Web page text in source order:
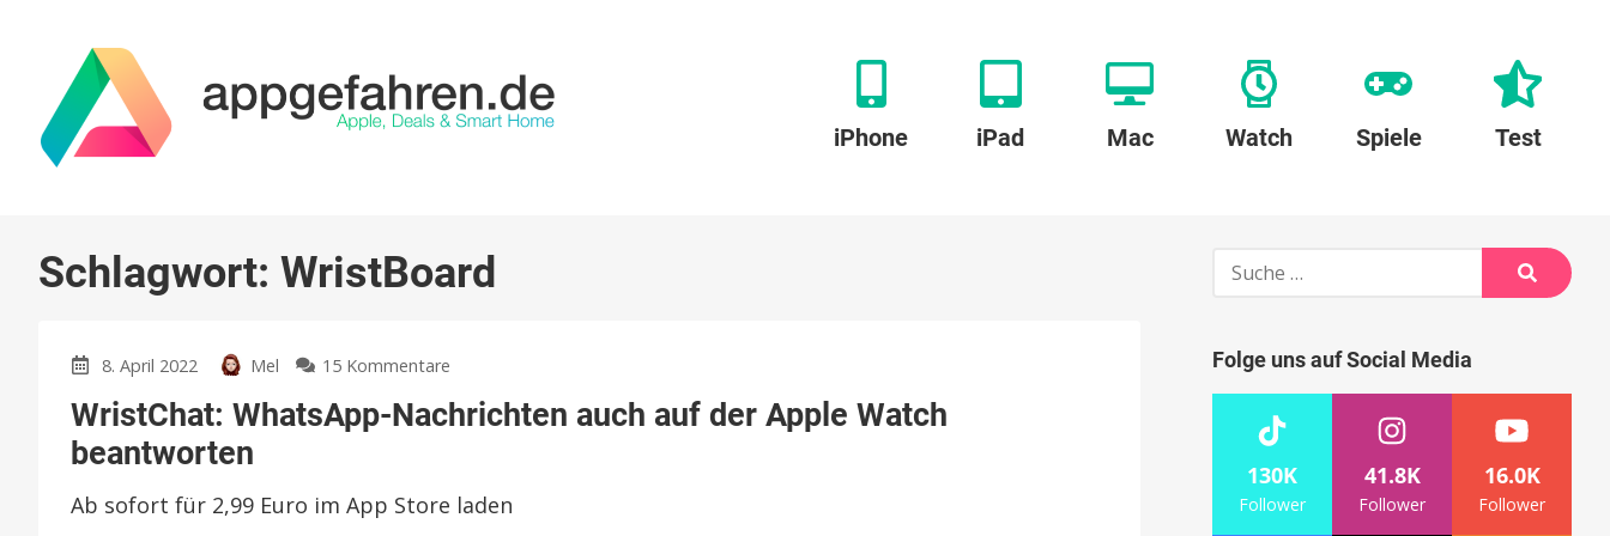
iPhone iPad Mac Watch Spiele Test
Schlagwort: WristBoard
8. April 2022 Mel 15 Kommentare
WhatsApp-
auf
der
WristChat: WhatsApp-Nachrichten auch auf der Apple Watch
beantworten
Ab sofort für 2,99 Euro im App Store laden
Suche
Suche
Folge uns auf Social Media
130K
Follower
41.8K
Follower
16.0K
Follower